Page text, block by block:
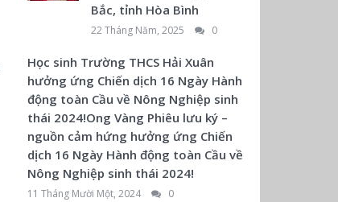
Bắc, tỉnh Hòa Bình
22 Tháng Năm, 2025 0
Học sinh Trường THCS Hải Xuân
hưởng ứng Chiến dịch 16 Ngày Hành
động toàn Cầu về Nông Nghiệp sinh
thái 2024!Ong Vàng Phiêu lưu ký –
nguồn cảm hứng hưởng ứng Chiến
dịch 16 Ngày Hành động toàn Cầu về
Nông Nghiệp sinh thái 2024!
11 Tháng Mười Một, 2024 0